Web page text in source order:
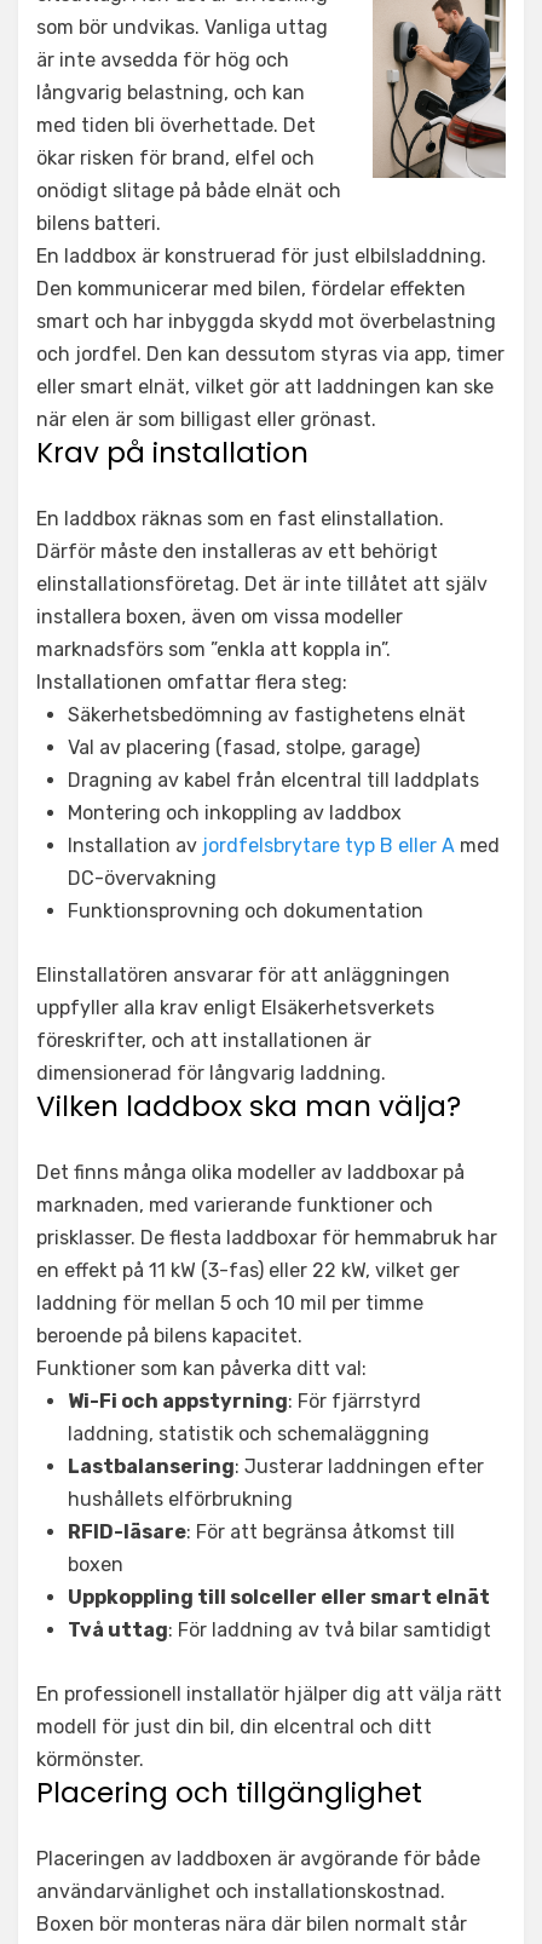
som bör undvikas. Vanliga uttag
är inte avsedda för hög och
långvarig belastning, och kan
med tiden bli överhettade. Det
ökar risken för brand, elfel och
onödigt slitage på både elnät och
bilens batteri.
En laddbox är konstruerad för just elbilsladdning.
Den kommunicerar med bilen, fördelar effekten
smart och har inbyggda skydd mot överbelastning
och jordfel. Den kan dessutom styras via app, timer
eller smart elnät, vilket gör att laddningen kan ske
när elen är som billigast eller grönast.
Krav på installation
En laddbox räknas som en fast elinstallation.
Därför måste den installeras av ett behörigt
elinstallationsföretag. Det är inte tillåtet att själv
installera boxen, även om vissa modeller
marknadsförs som ”enkla att koppla in”.
Installationen omfattar flera steg:
Säkerhetsbedömning av fastighetens elnät
Val av placering (fasad, stolpe, garage)
Dragning av kabel från elcentral till laddplats
Montering och inkoppling av laddbox
Installation av jordfelsbrytare typ B eller A med
DC-övervakning
Funktionsprovning och dokumentation
Elinstallatören ansvarar för att anläggningen
uppfyller alla krav enligt Elsäkerhetsverkets
föreskrifter, och att installationen är
dimensionerad för långvarig laddning.
Vilken laddbox ska man välja?
Det finns många olika modeller av laddboxar på
marknaden, med varierande funktioner och
prisklasser. De flesta laddboxar för hemmabruk har
en effekt på 11 kW (3-fas) eller 22 kW, vilket ger
laddning för mellan 5 och 10 mil per timme
beroende på bilens kapacitet.
Funktioner som kan påverka ditt val:
Wi-Fi och appstyrning: För fjärrstyrd
laddning, statistik och schemaläggning
Lastbalansering: Justerar laddningen efter
hushållets elförbrukning
RFID-läsare: För att begränsa åtkomst till
boxen
Uppkoppling till solceller eller smart elnät
Två uttag: För laddning av två bilar samtidigt
En professionell installatör hjälper dig att välja rätt
modell för just din bil, din elcentral och ditt
körmönster.
Placering och tillgänglighet
Placeringen av laddboxen är avgörande för både
användarvänlighet och installationskostnad.
Boxen bör monteras nära där bilen normalt står